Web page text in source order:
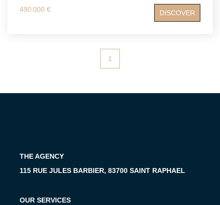
490 000 € DISCOVER
1
THE AGENCY
115 RUE JULES BARBIER, 83700 SAINT RAPHAEL
OUR SERVICES